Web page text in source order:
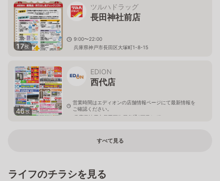
17枚
ツルハドラッグ
長田神社前店
9:00〜22:00
兵庫県神戸市長田区大塚町1-8-15
46枚
EDION
西代店
営業時間はエディオンの店舗情報ページにて最新情報を
ご確認ください。
兵庫県神戸市長田区御屋敷通3丁目1-47
すべて見る
ライフのチラシを見る